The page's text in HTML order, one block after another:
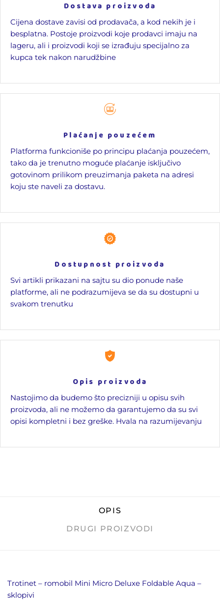
Dostava proizvoda
Cijena dostave zavisi od prodavača, a kod nekih je i
besplatna. Postoje proizvodi koje prodavci imaju na
lageru, ali i proizvodi koji se izrađuju specijalno za
kupca tek nakon narudžbine
Plaćanje pouzećem
Platforma funkcioniše po principu plaćanja pouzećem,
tako da je trenutno moguće plaćanje isključivo
gotovinom prilikom preuzimanja paketa na adresi
koju ste naveli za dostavu.
Dostupnost proizvoda
Svi artikli prikazani na sajtu su dio ponude naše
platforme, ali ne podrazumijeva se da su dostupni u
svakom trenutku
Opis proizvoda
Nastojimo da budemo što precizniji u opisu svih
proizvoda, ali ne možemo da garantujemo da su svi
opisi kompletni i bez greške. Hvala na razumijevanju
OPIS
DRUGI PROIZVODI
Trotinet – romobil Mini Micro Deluxe Foldable Aqua –
sklopivi